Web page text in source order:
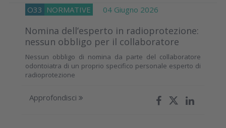
O33 NORMATIVE 04 Giugno 2026
Nomina dell’esperto in radioprotezione:
nessun obbligo per il collaboratore
Nessun obbligo di nomina da parte del collaboratore
odontoiatra di un proprio specifico personale esperto di
radioprotezione
Approfondisci